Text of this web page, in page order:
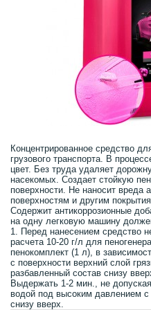
Концентрированное средство
грузового транспорта. В
цвет. Без труда удаляет
насекомых. Создает стойкую
поверхности. Не наносит
поверхностям и другим
Содержит антикоррозионные
на одну легковую машину
1. Перед нанесением средство
расчета 10-20 г/л для
пенокомплект (1 л), в
с поверхности верхний слой
разбавленный состав снизу
Выдержать 1-2 мин., не
водой под высоким давлением с
снизу вверх.